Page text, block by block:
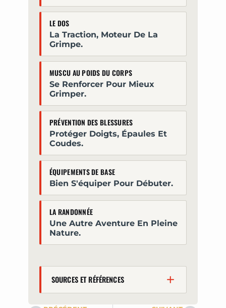
LE DOS
La Traction, Moteur De La
Grimpe.
MUSCU AU POIDS DU CORPS
Se Renforcer Pour Mieux
Grimper.
PRÉVENTION DES BLESSURES
Protéger Doigts, Épaules Et
Coudes.
ÉQUIPEMENTS DE BASE
Bien S'équiper Pour Débuter.
LA RANDONNÉE
Une Autre Aventure En Pleine
Nature.
SOURCES ET RÉFÉRENCES